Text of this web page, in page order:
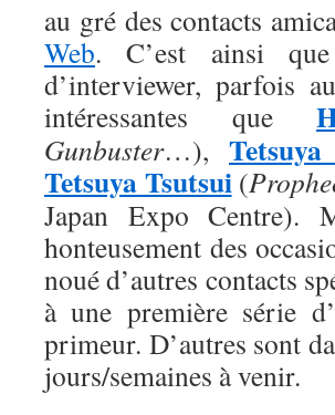
au gré des contacts
Web. C’est ainsi
d’interviewer, parfois
intéressantes que
Gunbuster…),
Tetsuya Tsutsui(
Japan Expo Centre).
honteusement des
noué d’autres contacts
à une première série
primeur. D’autres sont
jours/semaines à venir.